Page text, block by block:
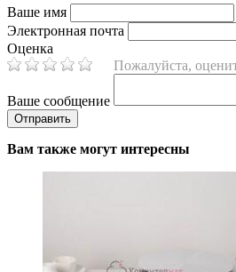
Ваше имя
Электронная почта
Оценка
Пожалуйста,
Ваше сообщение
Вам также могут интересны